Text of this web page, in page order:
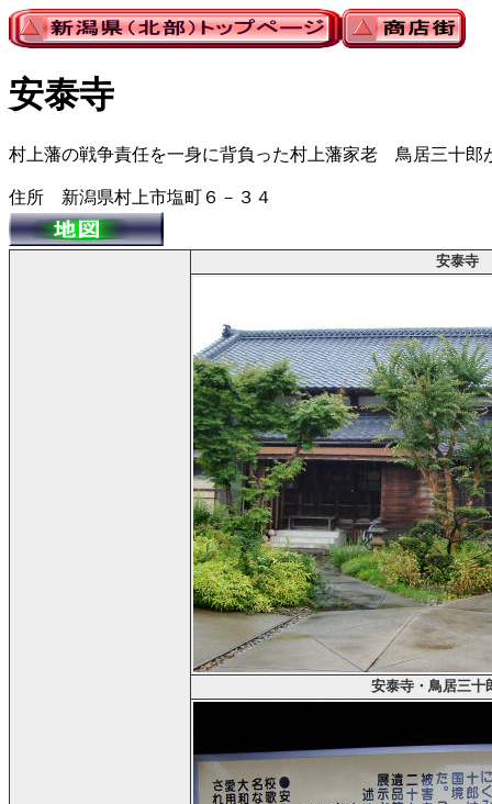
安泰寺
村上藩の戦争責任を一身に背負った村上藩家老 鳥居三十郎
住所 新潟県村上市塩町６－３４
安泰寺
安泰寺・鳥居三